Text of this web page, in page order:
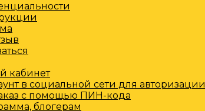
кабинет
в социальной сети для авторизации
с помощью ПИН-кода
блогерам